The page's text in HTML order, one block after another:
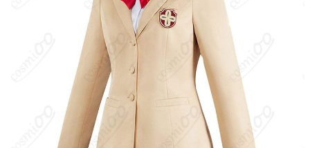
学園都市に在籍する名門・常盤台中学の女子生徒にして、数少な
い超能力者レベル5（第三位）の電撃使い（エレクトロマスタ
ー）。愛称は“レールガン”。正義感が強く面倒見がよい一方で、照
れ屋でツンデレな一面も。『とある魔術の禁書目録』では主要ヒ
ロイン、『とある科学の超電磁砲』では主人公として活躍する。
キャラクター設定
：能力は電撃使い（エレクトロマスター）。高
電圧の放電や磁場操作が可能で、硬貨を電磁加速して撃ち出す必
殺技“レールガン”で知られる。私生活ではカエルキャラ“ゲコ太”グ
ッズが大好き。まっすぐで曲がったことが嫌い、困っている人を